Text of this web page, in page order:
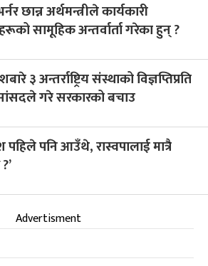
छान्न अर्थमन्त्रीले कार्यकारी
सामूहिक अन्तर्वार्ता गरेका हुन् ?
३ अन्तर्राष्ट्रिय संस्थाको विज्ञप्तिप्रति
गरे सरकारको बचाउ
पहिले पनि आउँथे, रास्वपालाई मात्रै
Advertisment